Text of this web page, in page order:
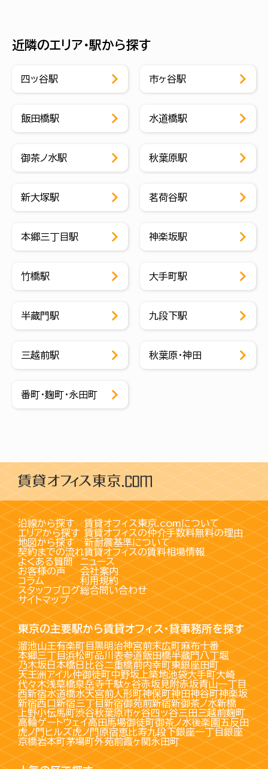
近隣のエリア・駅から探す
四ッ谷駅 市ヶ谷駅
飯田橋駅 水道橋駅
御茶ノ水駅 秋葉原駅
新大塚駅 茗荷谷駅
本郷三丁目駅 神楽坂駅
竹橋駅 大手町駅
半蔵門駅 九段下駅
三越前駅 秋葉原・神田
番町・麹町・永田町
沿線から探す
エリアから探す
地図から探す
契約までの流れ
賃貸オフィス東京.comについて
賃貸オフィスの仲介手数料無料の理由
新耐震基準について
賃貸オフィスの賃料相場情報
よくある質問
お客様の声
コラム
スタッフブログ
サイトマップ
ニュース
会社案内
利用規約
総合問い合わせ
東京の主要駅から賃貸オフィス・貸事務所を探す
溜池山王有楽町目黒明治神宮前末広町麻布十番
本郷三丁目浜松町品川 表参道飯田橋半蔵門八丁堀
乃木坂日本橋日比谷二重橋前内幸町東銀座田町
天王洲アイル仲御徒町中野坂上築地池袋大手町大崎
代々木浅草橋泉岳寺千駄ヶ谷赤坂見附赤坂青山一丁目
西新宿水道橋水天宮前人形町神保町神田神谷町神楽坂
新宿西口新宿三丁目新宿御苑前新宿新御茶ノ水新橋
上野小伝馬町渋谷秋葉原市ヶ谷四ッ谷三田三越前麹町
高輪ゲートウェイ高田馬場御徒町御茶ノ水後楽園五反田
虎ノ門ヒルズ虎ノ門原宿恵比寿九段下銀座一丁目銀座
京橋岩本町茅場町外苑前霞ヶ関永田町